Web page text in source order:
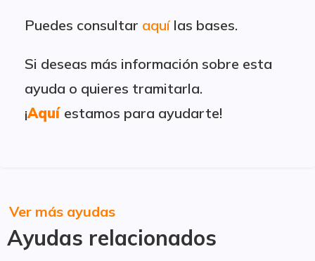
Puedes consultar aquílas bases.
Si deseas más información sobre esta
ayuda o quieres tramitarla.
¡Aquí estamos para ayudarte!
Ayudas relacionados
Ver más ayudas